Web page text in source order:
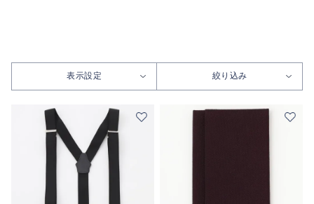
表示設定 絞り込み